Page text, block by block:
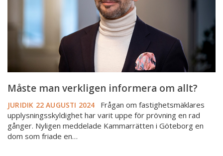
Måste man verkligen informera om allt?
JURIDIK 22 AUGUSTI 2024
Frågan om fastighetsmäklares
upplysningsskyldighet har varit uppe för prövning en rad
gånger. Nyligen meddelade Kammarrätten i Göteborg en
dom som friade en…